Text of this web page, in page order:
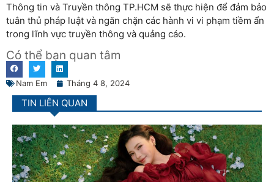
Thông tin và Truyền thông TP.HCM sẽ thực hiện để đảm bảo
tuân thủ pháp luật và ngăn chặn các hành vi vi phạm tiềm ẩn
trong lĩnh vực truyền thông và quảng cáo.
Có thể bạn quan tâm
Nam Em Tháng 4 8, 2024
TIN LIÊN QUAN